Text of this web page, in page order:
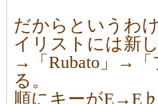
だからというわ
イリストには新
→「Rubato」→「
る。
順にキーが